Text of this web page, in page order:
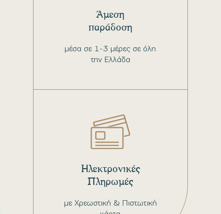
μέσα σε 1-3 μέρες σε όλη
την Ελλάδα
Άμεση
παράδοση
με Χρεωστική & Πιστωτική
Ηλεκτρονικές
Πληρωμές